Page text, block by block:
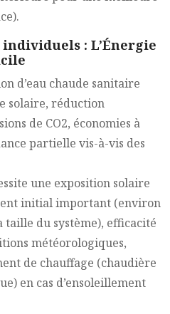
: L’Énergie
d’eau chaude sanitaire
solaire, réduction
de CO2, économies à
partielle vis-à-vis des
une exposition solaire
initial important (environ
taille du système), efficacité
météorologiques,
de chauffage (chaudière
en cas d’ensoleillement